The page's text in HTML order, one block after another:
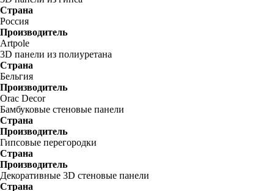
Страна
Россия
Производитель
Artpole
3D панели из полиуретана
Страна
Бельгия
Производитель
Orac Decor
Бамбуковые стеновые панели
Страна
Производитель
Гипсовые перегородки
Страна
Производитель
Декоративные 3D стеновые панели
Страна